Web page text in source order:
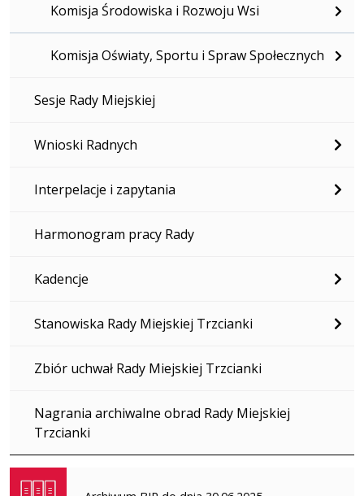
Komisja Środowiska i Rozwoju Wsi
Komisja Oświaty, Sportu i Spraw Społecznych
Sesje Rady Miejskiej
Wnioski Radnych
Interpelacje i zapytania
Harmonogram pracy Rady
Kadencje
Stanowiska Rady Miejskiej Trzcianki
Zbiór uchwał Rady Miejskiej Trzcianki
Nagrania archiwalne obrad Rady Miejskiej
Trzcianki